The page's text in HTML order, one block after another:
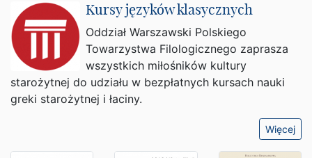
Kursy języków klasycznych
Oddział Warszawski Polskiego
Towarzystwa Filologicznego zaprasza
wszystkich miłośników kultury
starożytnej do udziału w bezpłatnych kursach nauki
greki starożytnej i łaciny.
Więcej